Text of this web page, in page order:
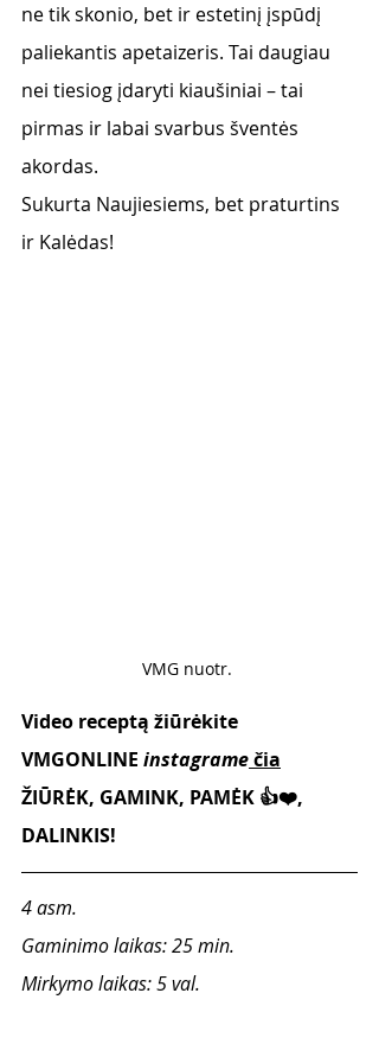
ne tik skonio, bet ir estetinį įspūdį
paliekantis apetaizeris. Tai daugiau
nei tiesiog įdaryti kiaušiniai – tai
pirmas ir labai svarbus šventės
akordas.
Sukurta Naujiesiems, bet praturtins
ir Kalėdas!
VMG nuotr.
Video receptą žiūrėkite
VMGONLINE instagramečia
ŽIŪRĖK, GAMINK, PAMĖK 👍❤️,
DALINKIS!
4 asm.
Gaminimo laikas: 25 min.
Mirkymo laikas: 5 val.